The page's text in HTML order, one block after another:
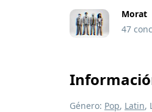
Morat
47
Género: Pop, Latin,